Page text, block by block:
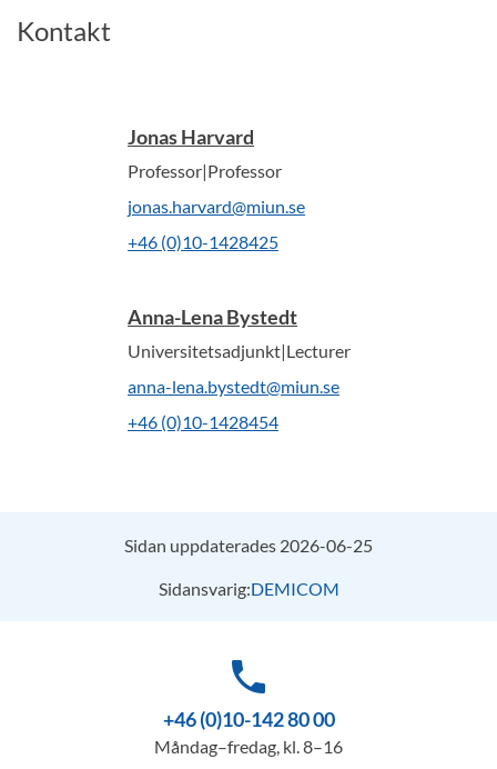
Kontakt
Jonas Harvard
Professor|Professor
jonas.harvard@miun.se
+46 (0)10-1428425
Anna-Lena Bystedt
Universitetsadjunkt|Lecturer
anna-lena.bystedt@miun.se
+46 (0)10-1428454
Sidan uppdaterades 2026-06-25
Sidansvarig:DEMICOM
phone
+46 (0)10-142 80 00
Måndag–fredag, kl. 8–16